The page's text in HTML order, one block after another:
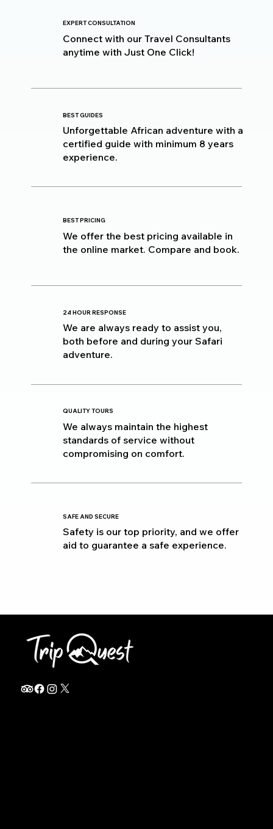
EXPERT CONSULTATION
Connect with our Travel Consultants
anytime with Just One Click!
BEST GUIDES
Unforgettable African adventure with a
certified guide with minimum 8 years
experience.
BEST PRICING
We offer the best pricing available in
the online market. Compare and book.
24 HOUR RESPONSE
We are always ready to assist you,
both before and during your Safari
adventure.
QUALITY TOURS
We always maintain the highest
standards of service without
compromising on comfort.
SAFE AND SECURE
Safety is our top priority, and we offer
aid to guarantee a safe experience.